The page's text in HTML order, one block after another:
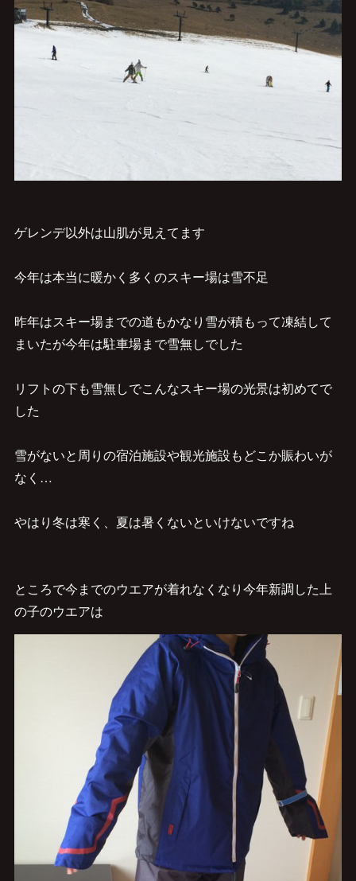
ゲレンデ以外は山肌が見えてます
今年は本当に暖かく多くのスキー場は雪不足
昨年はスキー場までの道もかなり雪が積もって凍結して
まいたが今年は駐車場まで雪無しでした
リフトの下も雪無しでこんなスキー場の光景は初めてで
した
雪がないと周りの宿泊施設や観光施設もどこか賑わいが
なく…
やはり冬は寒く、夏は暑くないといけないですね
ところで今までのウエアが着れなくなり今年新調した上
の子のウエアは